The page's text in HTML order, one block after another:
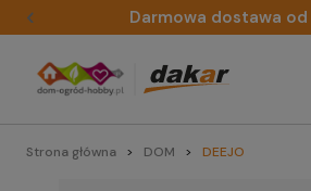
Darmowa dostawa od
Strona główna DOM DEEJO